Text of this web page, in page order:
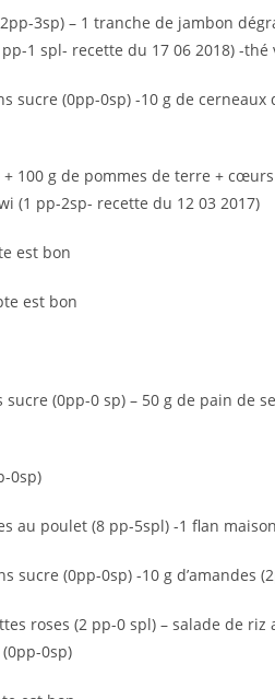
3sp) – 1 tranche de jambon
1 spl- recette du 17 06 2018) -thé
sucre (0pp-0sp) -10 g de
100 g de pommes de terre +
(1 pp-2sp- recette du 12 03 2017)
est bon
est bon
(0pp-0 sp) – 50 g de pain de
0sp)
au poulet (8 pp-5spl) -1 flan
sucre (0pp-0sp) -10 g d’amandes
roses (2 pp-0 spl) – salade de
0sp)